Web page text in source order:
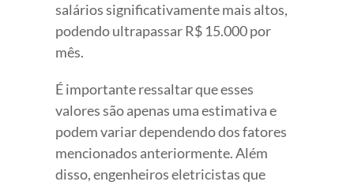
salários significativamente mais altos,
podendo ultrapassar R$ 15.000 por
mês.
É importante ressaltar que esses
valores são apenas uma estimativa e
podem variar dependendo dos fatores
mencionados anteriormente. Além
disso, engenheiros eletricistas que